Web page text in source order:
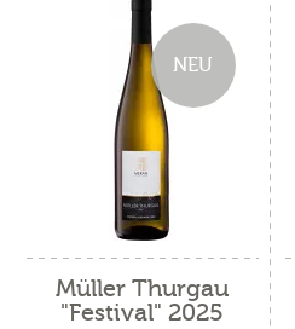
NEU
Müller Thurgau
"Festival" 2025